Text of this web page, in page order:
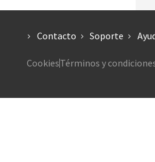
Contacto Soporte
CookiesTérminos y